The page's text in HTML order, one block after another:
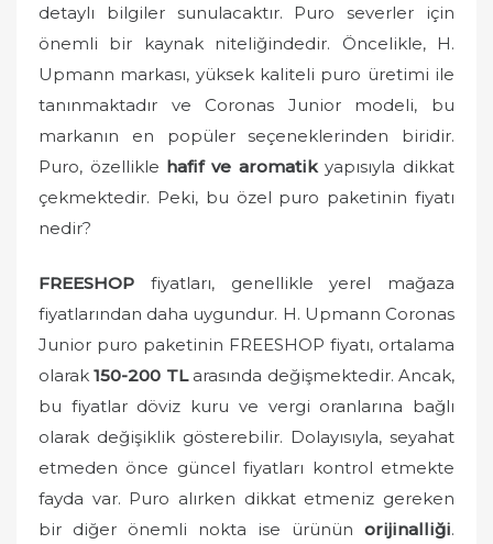
detaylı bilgiler sunulacaktır. Puro severler için
önemli bir kaynak niteliğindedir. Öncelikle, H.
Upmann markası, yüksek kaliteli puro üretimi ile
tanınmaktadır ve Coronas Junior modeli, bu
markanın en popüler seçeneklerinden biridir.
Puro, özellikle hafif ve aromatikyapısıyla dikkat
çekmektedir. Peki, bu özel puro paketinin fiyatı
nedir?
FREESHOP fiyatları, genellikle yerel mağaza
fiyatlarından daha uygundur. H. Upmann Coronas
Junior puro paketinin FREESHOP fiyatı, ortalama
olarak150-200 TLarasında değişmektedir. Ancak,
bu fiyatlar döviz kuru ve vergi oranlarına bağlı
olarak değişiklik gösterebilir. Dolayısıyla, seyahat
etmeden önce güncel fiyatları kontrol etmekte
fayda var. Puro alırken dikkat etmeniz gereken
bir diğer önemli nokta ise ürünün orijinalliği.